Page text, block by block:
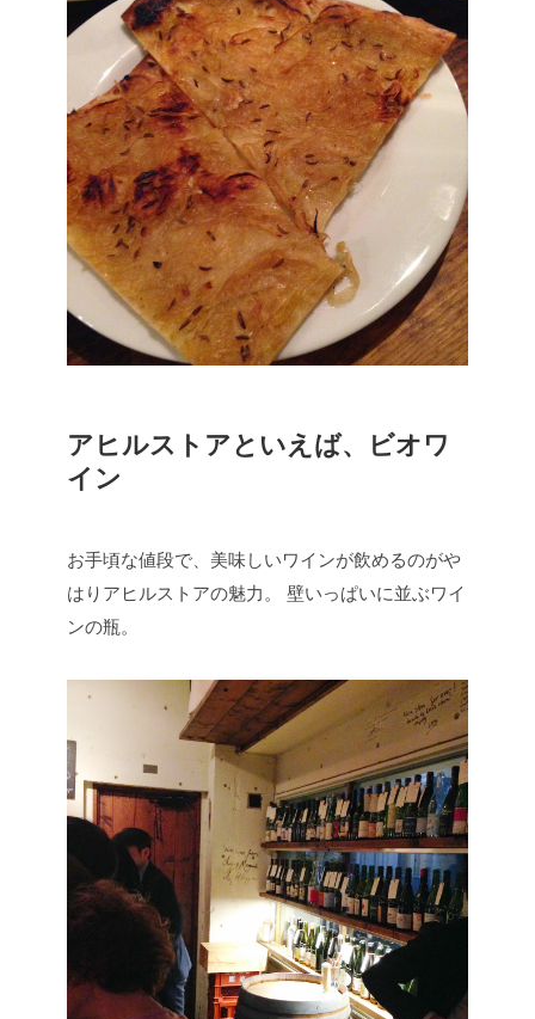
アヒルストアといえば、ビオワ
イン
お手頃な値段で、美味しいワインが飲めるのがや
はりアヒルストアの魅力。
壁いっぱいに並ぶワイ
ンの瓶。